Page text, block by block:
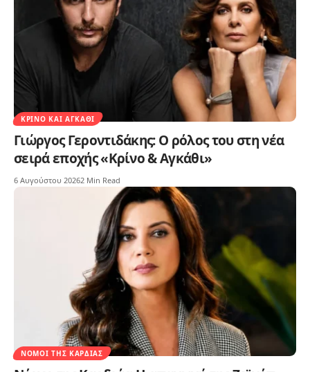
ΚΡΊΝΟ ΚΑΙ ΑΓΚΆΘΙ
Γιώργος Γεροντιδάκης: Ο ρόλος του στη νέα
σειρά εποχής «Κρίνο & Αγκάθι»
6 Αυγούστου 20262 Min Read
ΝΌΜΟΙ ΤΗΣ ΚΑΡΔΙΆΣ